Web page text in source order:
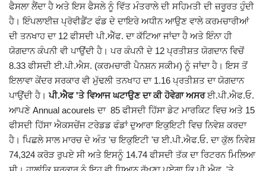
Giddarbaha
Railway Time Table
Lambi
Sri Muktsar Sahib News
Punjab
Life & Style
ਫੈਸਲਾ ਲੈਂਦਾ ਹੈ ਅਤੇ ਇਸ ਫੈਸਲੇ ਨੂੰ ਵਿੱਤ ਮੰਤਰਾਲੇ ਦੀ ਸਹਿਮਤੀ ਦੀ ਜ਼ਰੂਰਤ ਹੁੰਦੀ
ਹੈ। ਇੰਪਲਾਈਜ਼ ਪ੍ਰੋਵੀਡੈਂਟ ਫੰਡ ਦੇ ਦਾਇਰੇ ਅਧੀਨ ਆਉਣ ਵਾਲੇ ਕਰਮਚਾਰੀਆਂ
ਦੀ ਤਨਖਾਹ ਦਾ 12 ਫੀਸਦੀ ਪੀ.ਐੱਫ. ਦਾ ਕੱਟਿਆ ਜਾਂਦਾ ਹੈ ਅਤੇ ਇੰਨਾ ਹੀ
ਯੋਗਦਾਨ ਕੰਪਨੀ ਵੀ ਪਾਉਂਦੀ ਹੈ। ਪਰ ਕੰਪਨੀ ਦੇ 12 ਪ੍ਰਤੀਸ਼ਤ ਯੋਗਦਾਨ ਵਿਚੋਂ
8.33 ਫੀਸਦੀ ਈ.ਪੀ.ਐਸ. (ਕਰਮਚਾਰੀ ਪੈਨਸ਼ਨ ਸਕੀਮ) ਨੂੰ ਜਾਂਦਾ ਹੈ। ਇਸ ਤੋਂ
ਇਲਾਵਾ ਕੇਂਦਰ ਸਰਕਾਰ ਵੀ ਮੁੱਢਲੀ ਤਨਖਾਹ ਦਾ 1.16 ਪ੍ਰਤੀਸ਼ਤ ਦਾ ਯੋਗਦਾਨ
ਪਾਉਂਦੀ ਹੈ।ਪੀ.ਐਫ 'ਤੇ ਵਿਆਜ ਘਟਾਉਣ ਦਾ ਕੀ ਹੋਵੇਗਾ ਅਸਰਈ.ਪੀ.ਐਫ.ਓ.
ਆਪਣੇ Annual acourels ਦਾ 85 ਫੀਸਦੀ ਹਿੱਸਾ ਡੇਟ ਮਾਰਕਿਟ ਵਿਚ ਅਤੇ 15
ਫੀਸਦੀ ਹਿੱਸਾ ਐਕਸਚੇਂਜ ਟਰੇਡਡ ਫੰਡਾਂ ਦੁਆਰਾ ਇਕੁਇਟੀ ਵਿਚ ਨਿਵੇਸ਼ ਕਰਦਾ
ਹੈ। ਪਿਛਲੇ ਸਾਲ ਮਾਰਚ ਦੇ ਅੰਤ 'ਚ ਇਕੁਇਟੀ 'ਚ ਈ.ਪੀ.ਐਫ.ਓ. ਦਾ ਕੁੱਲ ਨਿਵੇਸ਼
74,324 ਕਰੋੜ ਰੁਪਏ ਸੀ ਅਤੇ ਇਸਨੂੰ 14.74 ਫੀਸਦੀ ਤੱਕ ਦਾ ਰਿਟਰਨ ਮਿਲਿਆ